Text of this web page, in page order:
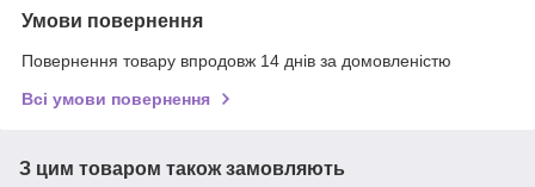
Умови повернення
Повернення товару впродовж 14 днів за домовленістю
Всі умови повернення
З цим товаром також замовляють